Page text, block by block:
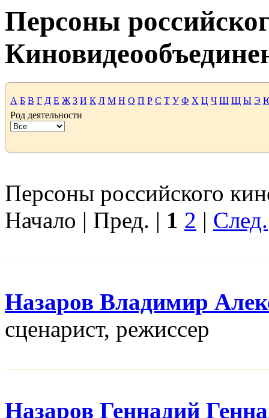
Персоны
А Б В Г Д Е Ж З И К Л М Н О П Р С Т У Ф Х Ц Ч Ш Щ Ы Э
Род деятельности
Персоны российского
Начало | Пред. | 1 2 | След.
Назаров Владимир
сценарист, режисcер
Назаров Геннадий